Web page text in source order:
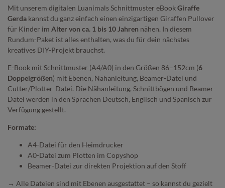
Mit unserem digitalen Luanimals Schnittmuster eBookGiraffe
Gerda kannst du ganz einfach einen einzigartigen Giraffen Pullover
für Kinder im Alter von ca. 1 bis 10 Jahren nähen. In diesem
Rundum-Paket ist alles enthalten, was du für dein nächstes
kreatives DIY-Projekt brauchst.
E-Book mit Schnittmuster (A4/A0) in den Größen 86–152cm (6
Doppelgrößen) mit Ebenen, Nähanleitung, Beamer-Datei und
Cutter/Plotter-Datei. Die Nähanleitung, Schnittbögen und Beamer-
Datei werden in den Sprachen Deutsch, Englisch und Spanisch zur
Verfügung gestellt.
Formate:
A4-Datei für den Heimdrucker
A0-Datei zum Plotten im Copyshop
Beamer-Datei zur direkten Projektion auf den Stoff
→ Alle Dateien sind mit Ebenen ausgestattet – so kannst du gezielt